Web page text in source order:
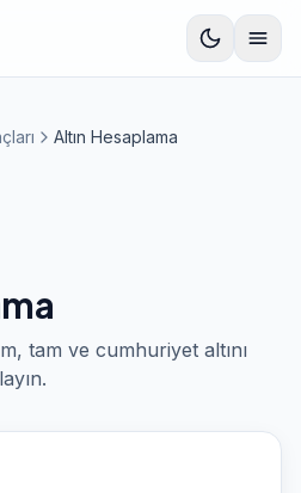
Altın Hesaplama
tam ve cumhuriyet altını